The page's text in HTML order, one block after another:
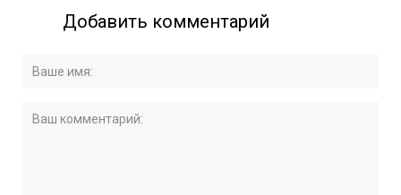
Добавить комментарий